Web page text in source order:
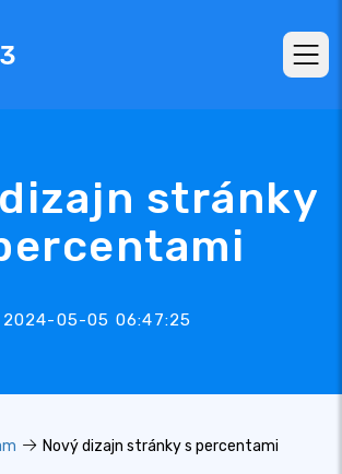
stránky
2024-05-05 06:47:25
Nový dizajn stránky s percentami